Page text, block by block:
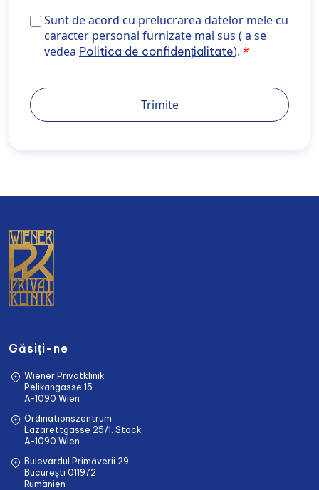
Sunt de acord cu prelucrarea datelor mele cu
personal furnizate mai sus ( a se vedea <a
href="https://wiener-privatklinik.com/ro/politica-de-
Sunt de acord cu prelucrarea datelor mele cu
caracter personal furnizate mai sus ( a se
vedea Politica de confidențialitate).
Trimite
Găsiți-ne
Wiener Privatklinik
Pelikangasse 15
A-1090 Wien
Ordinationszentrum
Lazarettgasse 25/1. Stock
A-1090 Wien
Bulevardul Primăverii 29
București 011972
Rumänien